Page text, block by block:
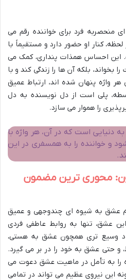
منحصربه فرد برای خواننده رقم می
کنار او حضور دارد و مستقیماً با
این احساس همذات پنداری، کمک می
بخواند، بلکه آن ها را زندگی کند و با
واژه پنهان شده اند، ارتباط عمیق
پلی است از دل نویسنده به دل
را هموار می سازد.
دنیایی است که در آن، هر واژه با
و خواننده را به همسفری در این
محوری ترین مضمون
عشق به شیوه ای چندوجهی و عمیق
عشق، تنها به روابط عاطفی فردی
وسیع تری همچون عشق به هستی،
و حتی عشق به خود را در بر می گیرد.
را به تأمل در ماهیت عشق دعوت می
این نیروی عظیم می تواند در تمامی